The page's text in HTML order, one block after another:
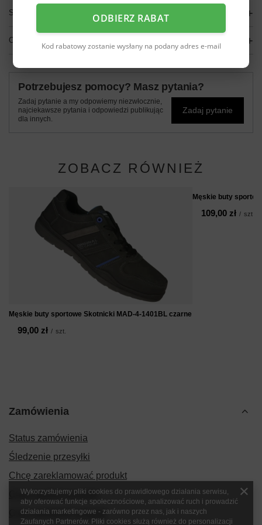
SZCZEGÓŁOWE DANE
OPINIE
Potrzebujesz pomocy? Masz pytania?
Zadaj pytanie a my odpowiemy niezwłocznie,
najciekawsze pytania i odpowiedzi publikując
dla innych.
Zadaj pytanie
ZOBACZ RÓWNIEŻ
Męskie buty sportowe Skotnicki MAD-4-1401BL czarne
99,00 zł / szt.
Męskie buty
109,00 zł / szt.
Zamówienia
Status zamówienia
Śledzenie przesyłki
Chcę zareklamować produkt
Chcę zwrócić produkt
Chcę wymienić produkt
ODBIERZ RABAT
Kod rabatowy zostanie wysłany na podany adres e-mail
Wykorzystujemy pliki cookies do prawidłowego działania serwisu,
aby oferować funkcje społecznościowe, analizować ruch i prowadzić
działania marketingowe - zarówno przez nas, jak i naszych
Zaufanych Partnerów. Pliki cookies służą również do personalizacji